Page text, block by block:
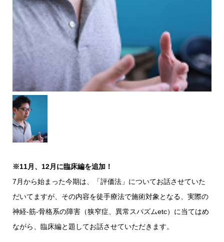
※11月、12月に臨床編を追加！
7月から始まった今期は、「評価法」についてお話させていた
だいてますが、その内容を徒手療法で施術対象となる、実際の
神経-筋-骨格系の障害（狭窄症、異常スパズムetc）に当てはめ
ながら、臨床編と題してお話させていただきます。